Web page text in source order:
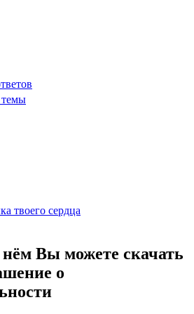
твоего сердца
Вы можете скачать
о